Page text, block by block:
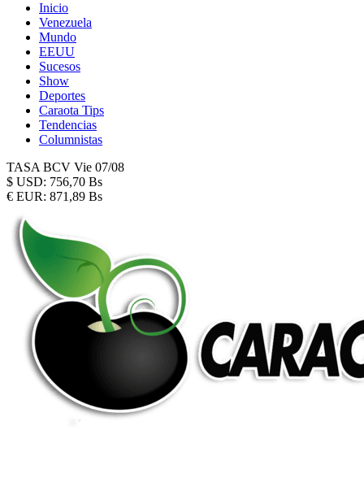
Inicio
Venezuela
Mundo
EEUU
Sucesos
Show
Deportes
Caraota Tips
Tendencias
Columnistas
TASA BCV Vie 07/08
$ USD: 756,70 Bs
€ EUR: 871,89 Bs